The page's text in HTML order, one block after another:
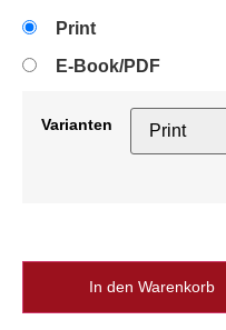
Print
E-Book/PDF
Varianten
In den Warenkorb